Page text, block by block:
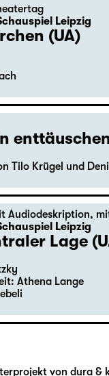
Leipzig
(UA)
Tilo Krügel und
Audiodeskription,
Leipzig
Lage
Athena Lange
von dura &